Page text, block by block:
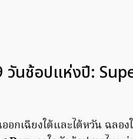
นช้อปแห่งปี:
กเฉียงใต้และไต้หวัน ฉลอ